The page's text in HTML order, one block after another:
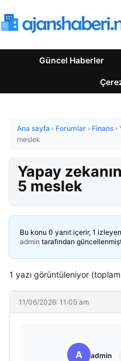
Güncel Haberler
Ana sayfa › Forumlar › Finans ›
meslek
Yapay
5 meslek
Bu konu 0 yanıt içerir, 1
admin tarafından
1 yazı görüntüleniyor
11/06/2026: 11:05 am
A admin